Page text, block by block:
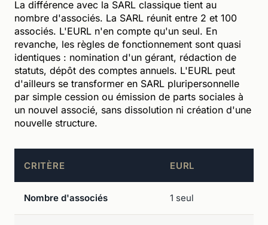
La différence avec la SARL classique tient au
nombre d'associés. La SARL réunit entre 2 et 100
associés. L'EURL n'en compte qu'un seul. En
revanche, les règles de fonctionnement sont quasi
identiques : nomination d'un gérant, rédaction de
statuts, dépôt des comptes annuels. L'EURL peut
d'ailleurs se transformer en SARL pluripersonnelle
par simple cession ou émission de parts sociales à
un nouvel associé, sans dissolution ni création d'une
nouvelle structure.
CRITÈRE EURL
Nombre d'associés 1 seul